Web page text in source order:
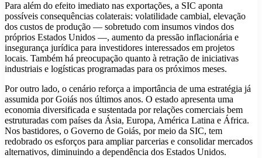
Para além do efeito imediato nas exportações, a SIC aponta
possíveis consequências colaterais: volatilidade cambial, elevação
dos custos de produção — sobretudo com insumos vindos dos
próprios Estados Unidos —, aumento da pressão inflacionária e
insegurança jurídica para investidores interessados em projetos
locais. Também há preocupação quanto à retração de iniciativas
industriais e logísticas programadas para os próximos meses.
Por outro lado, o cenário reforça a importância de uma estratégia já
assumida por Goiás nos últimos anos. O estado apresenta uma
economia diversificada e sustentada por relações comerciais bem
estruturadas com países da Ásia, Europa, América Latina e África.
Nos bastidores, o Governo de Goiás, por meio da SIC, tem
redobrado os esforços para ampliar parcerias e consolidar mercados
alternativos, diminuindo a dependência dos Estados Unidos.